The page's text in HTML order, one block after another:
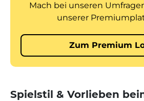
Spielstil & Vorlieben